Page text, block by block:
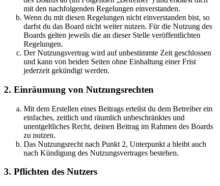
mit den nachfolgenden Regelungen einverstanden.
Wenn du mit diesen Regelungen nicht einverstanden bist, so
darfst du das Board nicht weiter nutzen. Für die Nutzung des
Boards gelten jeweils die an dieser Stelle veröffentlichten
Regelungen.
Der Nutzungsvertrag wird auf unbestimmte Zeit geschlossen
und kann von beiden Seiten ohne Einhaltung einer Frist
jederzeit gekündigt werden.
2. Einräumung von Nutzungsrechten
Mit dem Erstellen eines Beitrags erteilst du dem Betreiber ein
einfaches, zeitlich und räumlich unbeschränktes und
unentgeltliches Recht, deinen Beitrag im Rahmen des Boards
zu nutzen.
Das Nutzungsrecht nach Punkt 2, Unterpunkt a bleibt auch
nach Kündigung des Nutzungsvertrages bestehen.
3. Pflichten des Nutzers